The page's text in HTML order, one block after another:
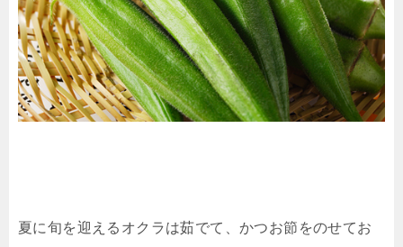
夏に旬を迎えるオクラは茹でて、かつお節をのせてお